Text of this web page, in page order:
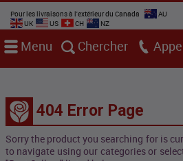
Pour les livraisons à l'extérieur du Canada
AU
UK
US CH NZ
Menu Chercher
404 Error Page
Sorry the product you searching for is
to navigate using our categories or